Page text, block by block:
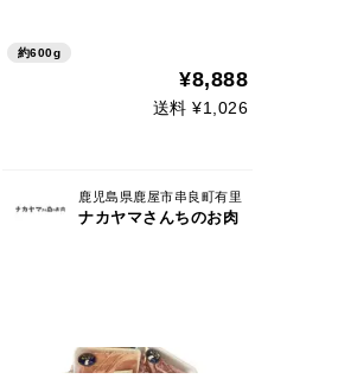
約600g
¥8,888
送料 ¥1,026
鹿児島県鹿屋市串良町有里
ナカヤマさんちのお肉